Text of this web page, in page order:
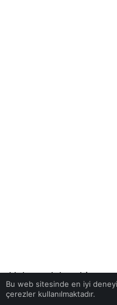
Uykusuzluk
limon koymayı
Bu web sitesinde en iyi
çerezler kullanılmaktadır.